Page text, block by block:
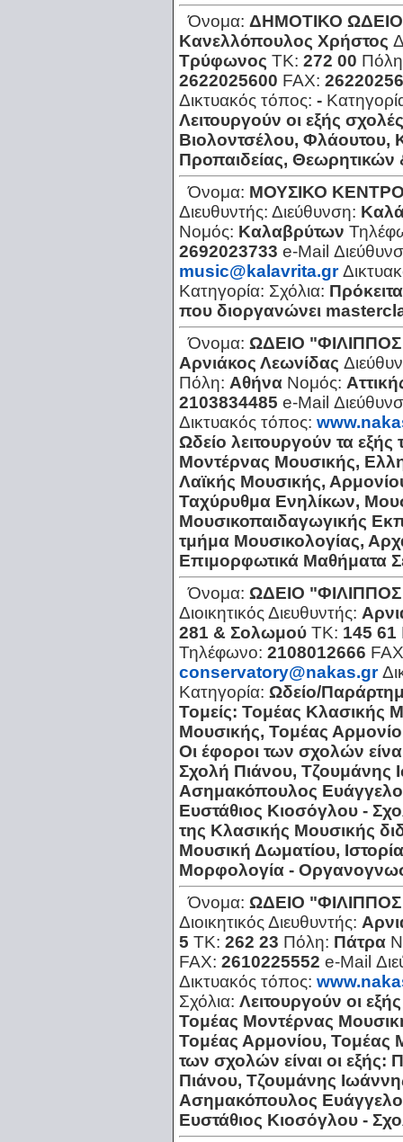
Όνομα: ΔΗΜΟΤΙΚΟ
Κανελλόπουλος Χρήστος
Τρύφωνος ΤΚ: 272 00
2622025600 FAX:
Δικτυακός τόπος: -
Λειτουργούν οι εξής
Βιολοντσέλου, Φλάουτου,
Προπαιδείας,
Όνομα: ΜΟΥΣΙΚΟ
Διευθυντής: Διεύθυνση:
Νομός: Καλαβρύτων
2692023733 e-Mail
music@kalavrita.gr
Κατηγορία: Σχόλια:
που διοργανώνει
Όνομα: ΩΔΕΙΟ
Αρνιάκος Λεωνίδας
Πόλη: Αθήνα Νομός:
2103834485 e-Mail
Δικτυακός τόπος:
Ωδείο λειτουργούν τα
Μοντέρνας Μουσικής,
Λαϊκής Μουσικής,
Ταχύρυθμα Ενηλίκων,
Μουσικοπαιδαγωγικής
τμήμα Μουσικολογίας,
Επιμορφωτικά Μαθήματα
Όνομα: ΩΔΕΙΟ
Διοικητικός Διευθυντής:
281 & Σολωμού ΤΚ: 145 61
Τηλέφωνο: 2108012666
conservatory@nakas.gr
Κατηγορία: Ωδείο/
Τομείς: Τομέας Κλασικής
Μουσικής, Τομέας
Οι έφοροι των σχολών
Σχολή Πιάνου, Τζουμάνης
Ασημακόπουλος
Ευστάθιος Κιοσόγλου -
της Κλασικής Μουσικής
Μουσική Δωματίου,
Μορφολογία -
Όνομα: ΩΔΕΙΟ
Διοικητικός Διευθυντής:
5 ΤΚ: 262 23 Πόλη: Πάτρα
FAX: 2610225552 e-Mail
Δικτυακός τόπος:
Σχόλια: Λειτουργούν οι
Τομέας Μοντέρνας
Τομέας Αρμονίου, Τομέας
των σχολών είναι οι
Πιάνου, Τζουμάνης
Ασημακόπουλος
Ευστάθιος Κιοσόγλου -